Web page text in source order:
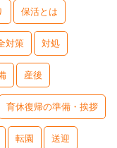
保活とは
対策 対処
産後
育休復帰の準備・挨拶
転園 送迎